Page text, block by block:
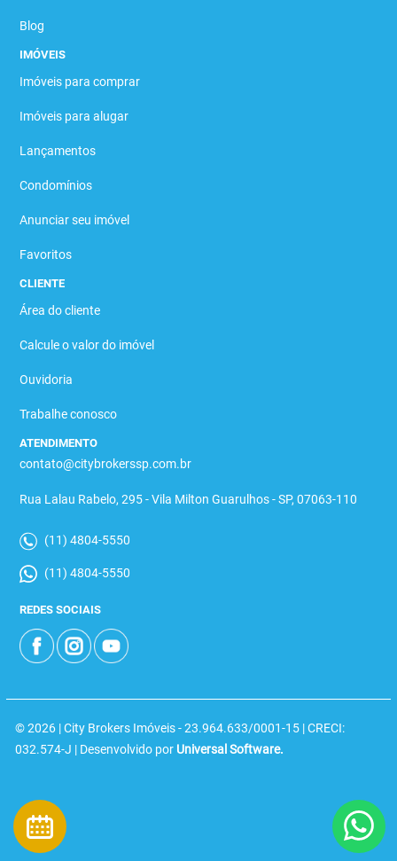
Blog
IMÓVEIS
Imóveis para comprar
Imóveis para alugar
Lançamentos
Condomínios
Anunciar seu imóvel
Favoritos
CLIENTE
Área do cliente
Calcule o valor do imóvel
Ouvidoria
Trabalhe conosco
ATENDIMENTO
contato@citybrokerssp.com.br
Rua Lalau Rabelo, 295 - Vila Milton Guarulhos - SP, 07063-110
(11) 4804-5550
(11) 4804-5550
REDES SOCIAIS
© 2026 | City Brokers Imóveis - 23.964.633/0001-15 | CRECI:
032.574-J | Desenvolvido por Universal Software.